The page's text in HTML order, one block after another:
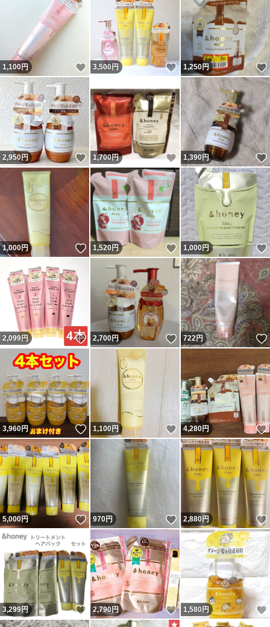
1,100円 いいね！
3,500円 いいね！
1,250円
2,950円 いいね！
1,700円 いいね！
1,390円
1,000円 いいね！
1,520円 いいね！
1,000円
2,099円 いいね！
2,700円 いいね！
722円
3,960円 いいね！
1,100円 いいね！
4,280円
5,000円 いいね！
970円 いいね！
2,880円
3,299円 いいね！
2,790円 いいね！
1,580円